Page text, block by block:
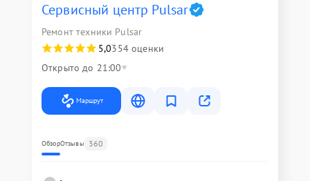
Сервисный центр Pulsar
Ремонт техники Pulsar
5,0354 оценки
Открыто до 21:00
Маршрут
ОбзорОтзывы 360